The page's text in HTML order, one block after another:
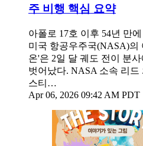
주 비행 핵심 요약
아폴로 17호 이후 54년 만
미국 항공우주국(NASA)의
온'은 2일 달 궤도 전이 분
벗어났다. NASA 소속 리드
스티…
Apr 06, 2026 09:42 AM PDT